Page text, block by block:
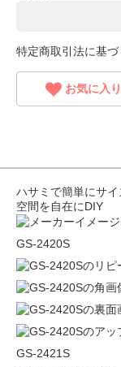
特定商取引法に基づ
お気に入り
ハサミで簡単にサイ
空間を自在にDIY
GS-2420S
GS-2421S